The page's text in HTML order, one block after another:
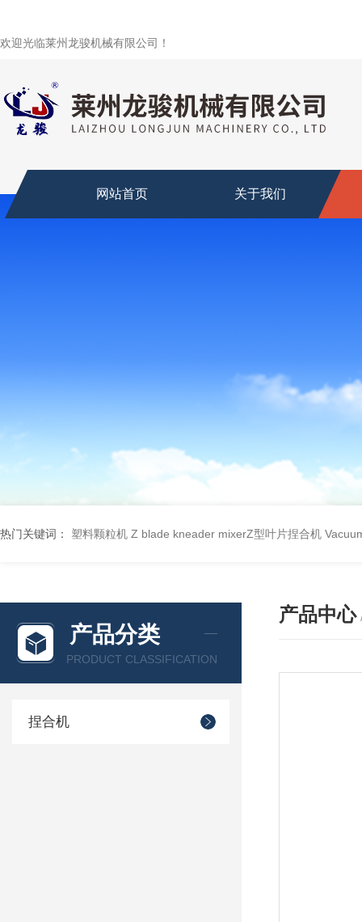
欢迎光临莱州龙骏机械有限公司！
网站首页 关于我们
热门关键词： 塑料颗粒机 Z blade kneader mixerZ型叶片捏合机
产品分类
PRODUCT CLASSIFICATION
捏合机
产品中心